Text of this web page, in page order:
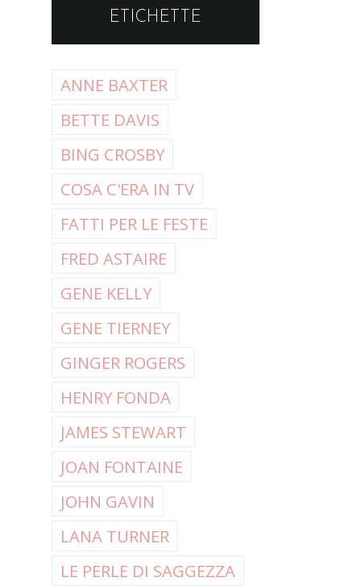
ETICHETTE
ANNE BAXTER
BETTE DAVIS
BING CROSBY
COSA C'ERA IN TV
FATTI PER LE FESTE
FRED ASTAIRE
GENE KELLY
GENE TIERNEY
GINGER ROGERS
HENRY FONDA
JAMES STEWART
JOAN FONTAINE
JOHN GAVIN
LANA TURNER
LE PERLE DI SAGGEZZA